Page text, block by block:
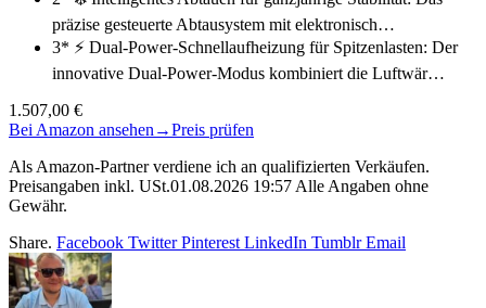
präzise gesteuerte Abtausystem mit elektronisch…
3* ⚡ Dual-Power-Schnellaufheizung für Spitzenlasten: Der
innovative Dual-Power-Modus kombiniert die Luftwär…
1.507,00 €
Bei Amazon ansehen →Preis prüfen
Als Amazon-Partner verdiene ich an qualifizierten Verkäufen.
Preisangaben inkl. USt.01.08.2026 19:57 Alle Angaben ohne
Gewähr.
Share. Facebook Twitter Pinterest LinkedIn Tumblr Email